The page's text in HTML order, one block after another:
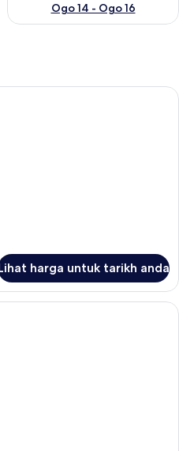
Ogo 14 - Ogo 16
Superior Queen | Meja, ruang kerja
harga untuk tarikh anda
Meja, ruang kerja komputer riba, Wi-